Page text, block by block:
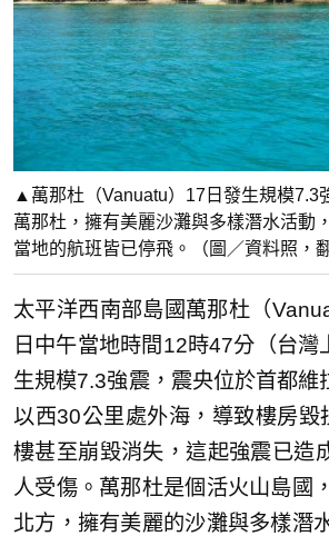
▲萬那杜（Vanuatu）17日發生規模7.3
萬那杜，擁有美麗沙灘與多樣潛水活動
當地的航班皆已停飛。（圖／資料照，
太平洋西南部島國萬那杜（
日中午當地時間12時47分（台灣
生規模7.3強震，震央位於首都維
以西30公里處外海，導致樓房毀
樓甚至崩毀消失，這起強震已造
人受傷。萬那杜是個活火山島國
北方，擁有美麗的沙灘與多樣潛